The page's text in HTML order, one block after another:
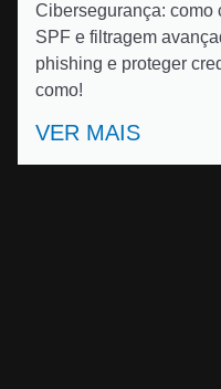
Cibersegurança: como
SPF e filtragem
phishing e proteger
como!
VER MAIS